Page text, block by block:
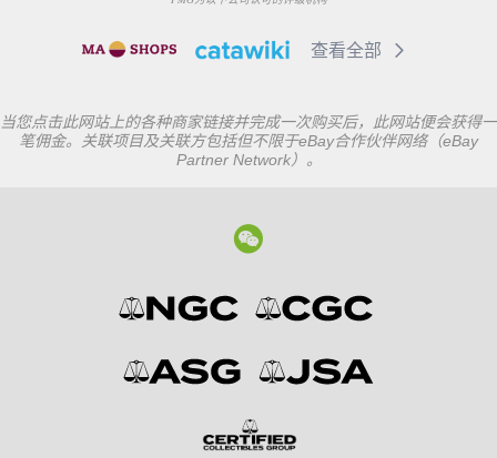
查看全部
当您点击此网站上的各种商家链接并完成一次购买后，此网站便会获得一
笔佣金。关联项目及关联方包括但不限于eBay合作伙伴网络（eBay
Partner Network）。